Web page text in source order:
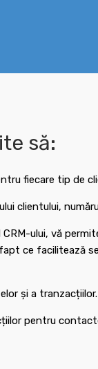
să:
fiecare tip de
clientului,
CRM-ului, vă
ce facilitează
și a tranzacțiilor.
pentru